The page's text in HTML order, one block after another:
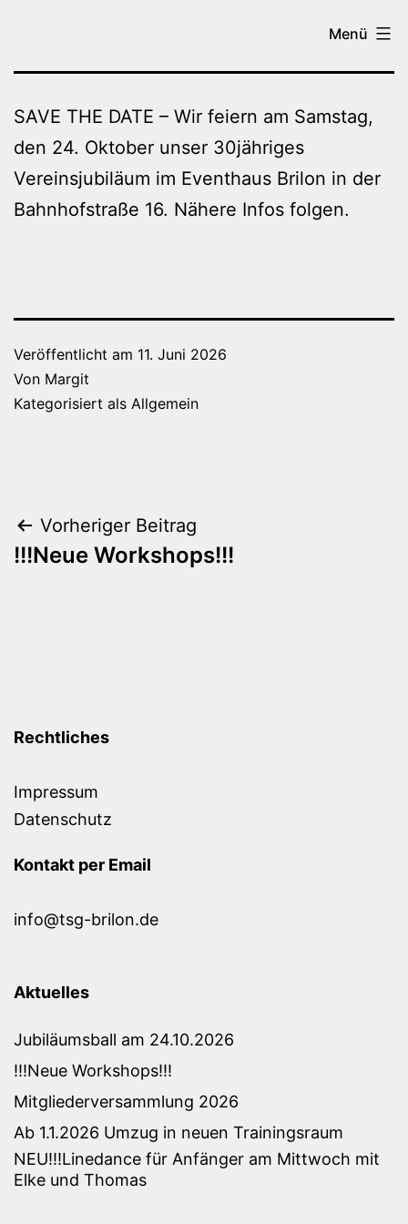
springen
Brilon
Menü
SAVE THE DATE – Wir feiern am Samstag,
den 24. Oktober unser 30jähriges
Vereinsjubiläum im Eventhaus Brilon in der
Bahnhofstraße 16. Nähere Infos folgen.
Veröffentlicht am 11. Juni 2026
Von Margit
Kategorisiert als Allgemein
Beitragsnavigation
Vorheriger Beitrag
!!!Neue Workshops!!!
Rechtliches
Impressum
Datenschutz
Kontakt per Email
info@tsg-brilon.de
Aktuelles
Jubiläumsball am 24.10.2026
!!!Neue Workshops!!!
Mitgliederversammlung 2026
Ab 1.1.2026 Umzug in neuen Trainingsraum
NEU!!!Linedance für Anfänger am Mittwoch mit
Elke und Thomas